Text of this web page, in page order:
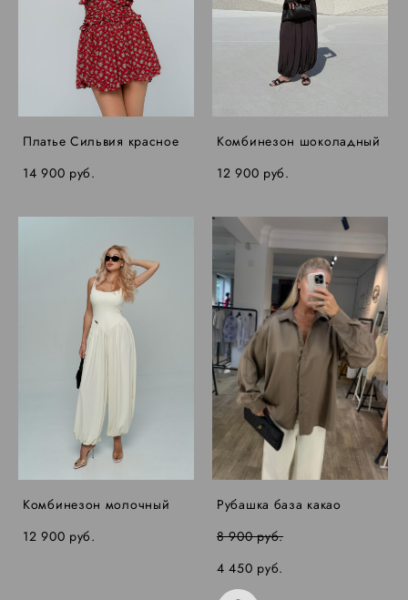
Платье Сильвия красное
14 900 pуб.
Комбинезон шоколадный
12 900 pуб.
Комбинезон молочный
12 900 pуб.
Рубашка база какао
8 900 pуб.
4 450 pуб.